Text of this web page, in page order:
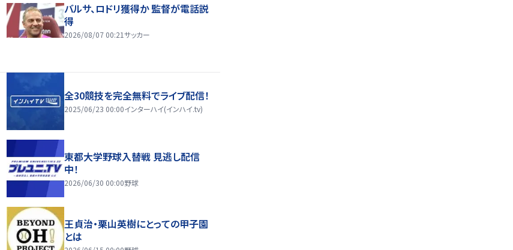
バルサ、ロドリ獲得か 監督が電話説
得
2026/08/07 00:21サッカー
全30競技を完全無料でライブ配信！
2025/06/23 00:00インターハイ(インハイ.tv)
東都大学野球入替戦 見逃し配信
中！
2026/06/30 00:00野球
王貞治・栗山英樹にとっての甲子園
とは